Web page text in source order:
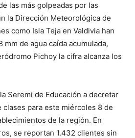
las más golpeadas por las
la Dirección Meteorológica de
como Isla Teja en Valdivia han
mm de agua caída acumulada,
Pichoy la cifra alcanza los
Seremi de Educación a decretar
clases para este miércoles 8 de
de la región. En
se reportan 1.432 clientes sin